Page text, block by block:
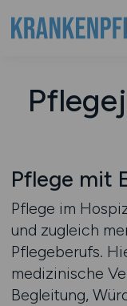
Pflege mit
Pflege im
und zugleich
Pflegeberufs.
medizinische
Begleitung,